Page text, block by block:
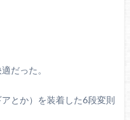
だった。
とか）を装着した6段変則